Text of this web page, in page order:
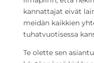
kannattajat eivät
meidän kaikkien
tuhatvuotisessa
Te olette sen